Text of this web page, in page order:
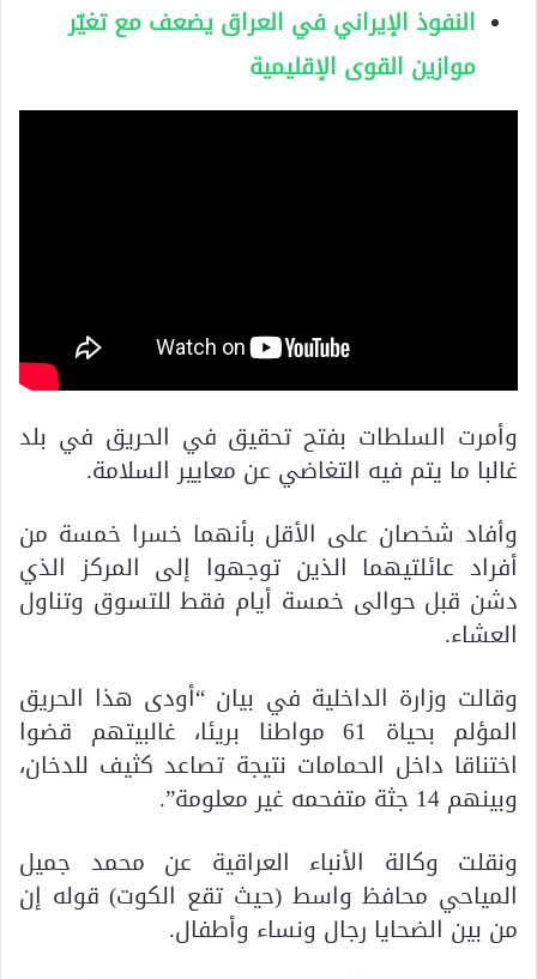
النفوذ الإيراني في العراق يضعف مع تغيّر
موازين القوى الإقليمية
وأمرت السلطات بفتح تحقيق في الحريق في بلد
غالبا ما يتم فيه التغاضي عن معايير السلامة.
وأفاد شخصان على الأقل بأنهما خسرا خمسة من
أفراد عائلتيهما الذين توجهوا إلى المركز الذي
دشن قبل حوالى خمسة أيام فقط للتسوق وتناول
العشاء.
وقالت وزارة الداخلية في بيان “أودى هذا الحريق
المؤلم بحياة 61 مواطنا بريئا، غالبيتهم قضوا
اختناقا داخل الحمامات نتيجة تصاعد كثيف للدخان،
وبينهم 14 جثة متفحمه غير معلومة”.
ونقلت وكالة الأنباء العراقية عن محمد جميل
المياحي محافظ واسط (حيث تقع الكوت) قوله إن
من بين الضحايا رجال ونساء وأطفال.